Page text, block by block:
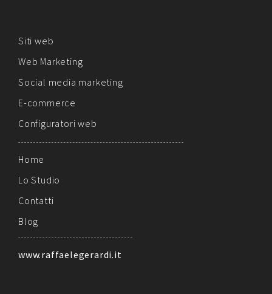
Siti web
Web Marketing
Social media marketing
E-commerce
Configuratori web
Home
Lo Studio
Contatti
Blog
www.raffaelegerardi.it